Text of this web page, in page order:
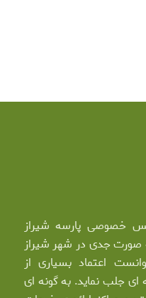
خصوصی پارسه شیراز
را به صورت جدی در شهر شیراز
اعتماد بسیاری از
جلب نماید. به گونه ای